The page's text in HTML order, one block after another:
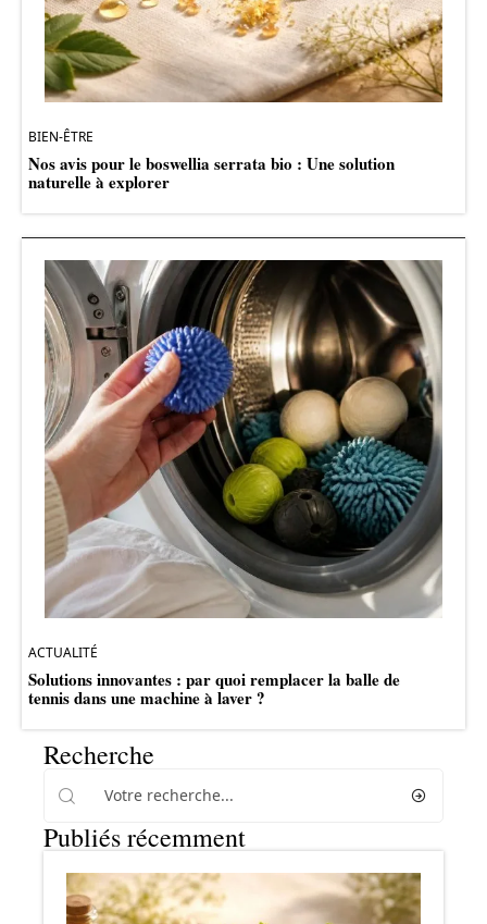
BIEN-ÊTRE
Nos avis pour le boswellia serrata bio : Une solution
naturelle à explorer
ACTUALITÉ
Solutions innovantes : par quoi remplacer la balle de
tennis dans une machine à laver ?
Recherche
Publiés récemment